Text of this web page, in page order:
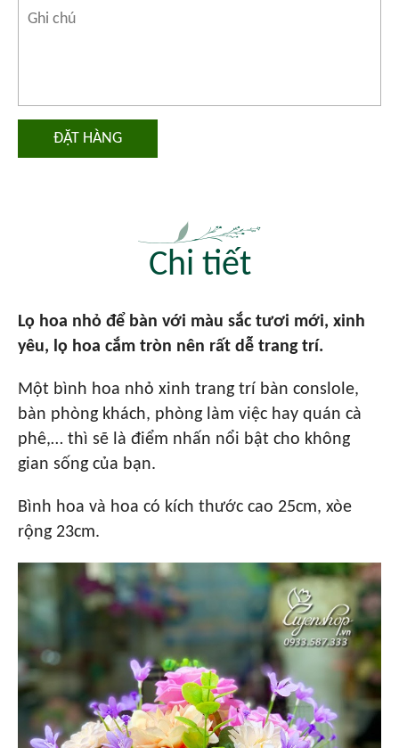
ĐẶT HÀNG
Chi tiết
Lọ hoa nhỏ để bàn với màu sắc tươi mới, xinh
yêu, lọ hoa cắm tròn nên rất dễ trang trí.
Một bình hoa nhỏ xinh trang trí bàn conslole,
bàn phòng khách, phòng làm việc hay quán cà
phê,… thì sẽ là điểm nhấn nổi bật cho không
gian sống của bạn.
Bình hoa và hoa có kích thước cao 25cm, xòe
rộng 23cm.